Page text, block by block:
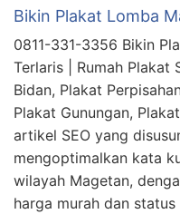
Bikin Plakat Lomba
0811-331-3356 Bikin
Terlaris | Rumah Plakat
Bidan, Plakat
Plakat Gunungan,
artikel SEO yang
mengoptimalkan kata
wilayah Magetan,
harga murah dan